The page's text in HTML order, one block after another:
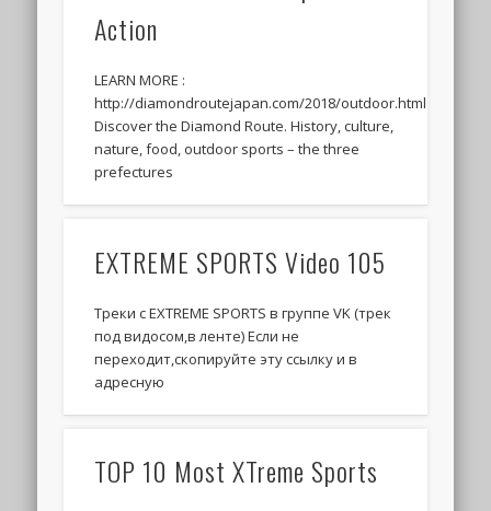
Action
LEARN MORE :
http://diamondroutejapan.com/2018/outdoor.html
Discover the Diamond Route. History, culture,
nature, food, outdoor sports – the three
prefectures
EXTREME SPORTS Video 105
Треки c EXTREME SPORTS в группе VK (трек
под видосом,в ленте) Если не
переходит,скопируйте эту ссылку и в
адресную
TOP 10 Most XTreme Sports